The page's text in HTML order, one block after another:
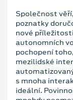
Společnost
poznatky
nové
autonomních
pochopení
mezilidské
s mnoha
ideální.